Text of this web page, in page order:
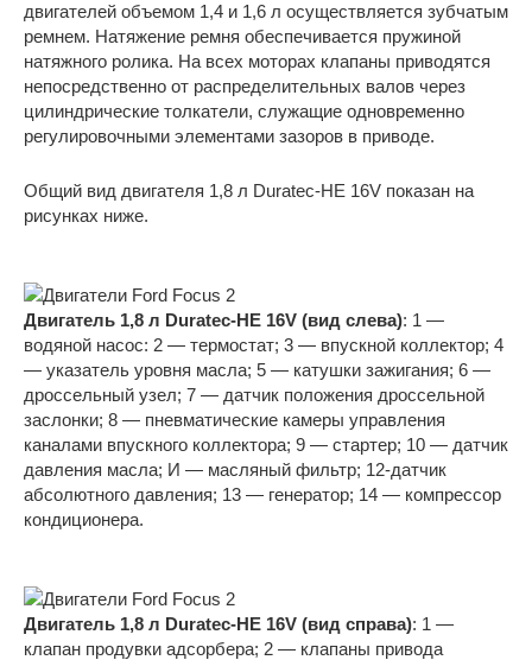
двигателей объемом 1,4 и 1,6 л осуществляется зубчатым
ремнем. Натяжение ремня обеспечивается пружиной
натяжного ролика. На всех моторах клапаны приводятся
непосредственно от распределительных валов через
цилиндрические толкатели, служащие одновременно
регулировочными элементами зазоров в приводе.
Общий вид двигателя 1,8 л Duratec-HE 16V показан на
рисунках ниже.
Двигатель 1,8 л Duratec-HE 16V (вид слева): 1 —
водяной насос: 2 — термостат; 3 — впускной коллектор; 4
— указатель уровня масла; 5 — катушки зажигания; 6 —
дроссельный узел; 7 — датчик положения дроссельной
заслонки; 8 — пневматические камеры управления
каналами впускного коллектора; 9 — стартер; 10 — датчик
давления масла; И — масляный фильтр; 12-датчик
абсолютного давления; 13 — генератор; 14 — компрессор
кондиционера.
Двигатель 1,8 л Duratec-HE 16V (вид справа): 1 —
клапан продувки адсорбера; 2 — клапаны привода